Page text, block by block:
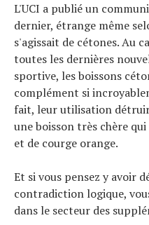
L'UCI a publié un
dernier, étrange même
s'agissait de cétones. Au
toutes les dernières
sportive, les boissons
complément si
fait, leur utilisation
une boisson très chère
et de courge orange.
Et si vous pensez y avoir
contradiction logique,
dans le secteur des